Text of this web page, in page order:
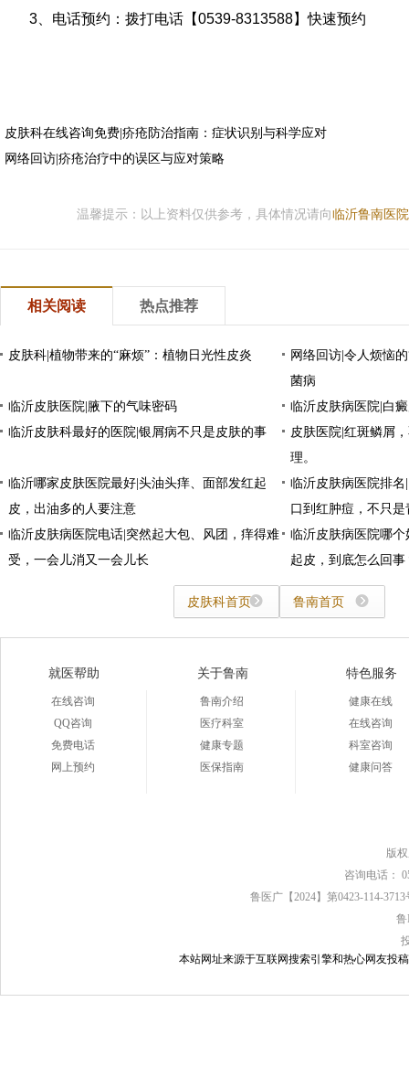
3、电话预约：拨打电话【0539-8313588】快速预约
皮肤科在线咨询免费|疥疮防治指南：症状识别与科学应对
网络回访|疥疮治疗中的误区与应对策略
温馨提示：以上资料仅供参考，具体情况请向临沂鲁南医
相关阅读 热点推荐
皮肤科|植物带来的“麻烦”：植物日光性皮炎
网络回访|令人烦恼
菌病
临沂皮肤医院|腋下的气味密码
临沂皮肤病医院|白
临沂皮肤科最好的医院|银屑病不只是皮肤的事
皮肤医院|红斑鳞屑
理。
临沂哪家皮肤医院最好|头油头痒、面部发红起
皮，出油多的人要注意
临沂皮肤病医院排
口到红肿痘，不只
临沂皮肤病医院电话|突然起大包、风团，痒得难
受，一会儿消又一会儿长
临沂皮肤病医院哪
起皮，到底怎么回事
皮肤科首页 鲁南首页
就医帮助
在线咨询
QQ咨询
免费电话
网上预约
关于鲁南
鲁南介绍
医疗科室
健康专题
医保指南
特色服务
健康在线
在线咨询
科室咨询
健康问答
版
咨询电话：
鲁医广【2024】第0423-114-
鲁
本站网址来源于互联网搜索引擎和热心网友投